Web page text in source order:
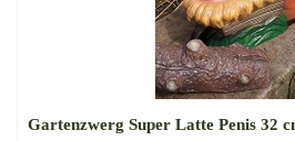
Gartenzwerg Super Latte Penis 32